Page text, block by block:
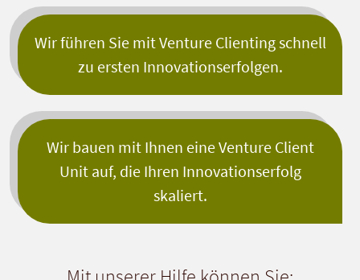
Wir führen Sie mit Venture Clienting schnell
zu ersten Innovationserfolgen.
Wir bauen mit Ihnen eine Venture Client
Unit auf, die Ihren Innovationserfolg
skaliert.